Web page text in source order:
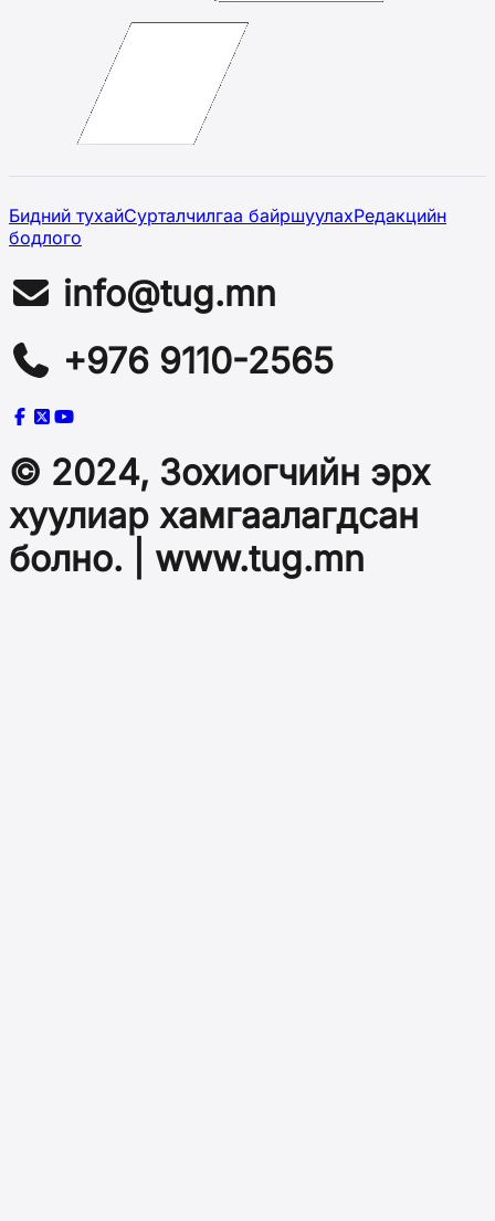
Бидний тухайСурталчилгаа байршуулахРедакцийн
бодлого
info@tug.mn
+976 9110-2565
© 2024, Зохиогчийн эрх
хуулиар хамгаалагдсан
болно. | www.tug.mn